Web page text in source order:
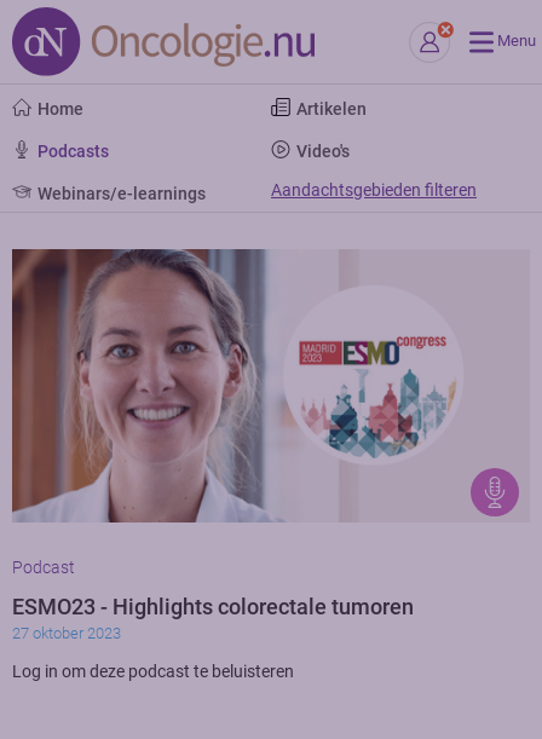
Menu
Home Artikelen
Podcasts Video's
Webinars/e-learnings Aandachtsgebieden filteren
Podcast
ESMO23 - Highlights colorectale tumoren
27 oktober 2023
Log in om deze podcast te beluisteren